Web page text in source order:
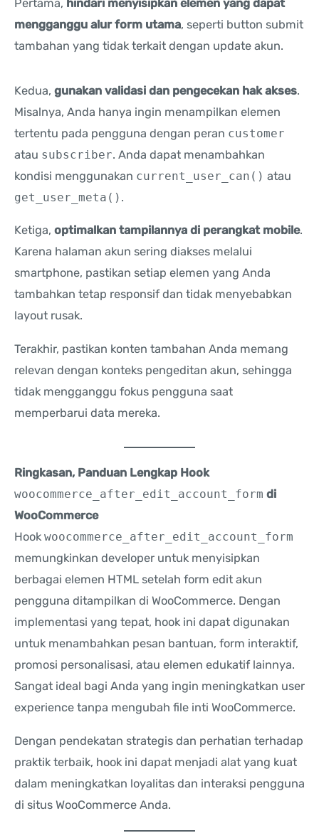
Pertama, hindari menyisipkan elemen yang dapat
mengganggu alur form utama, seperti button submit
tambahan yang tidak terkait dengan update akun.
Kedua, gunakan validasi dan pengecekan hak akses.
Misalnya, Anda hanya ingin menampilkan elemen
tertentu pada pengguna dengan peran customer
atau subscriber. Anda dapat menambahkan
kondisi menggunakan current_user_can() atau
get_user_meta() .
Ketiga, optimalkan tampilannya di perangkat mobile.
Karena halaman akun sering diakses melalui
smartphone, pastikan setiap elemen yang Anda
tambahkan tetap responsif dan tidak menyebabkan
layout rusak.
Terakhir, pastikan konten tambahan Anda memang
relevan dengan konteks pengeditan akun, sehingga
tidak mengganggu fokus pengguna saat
memperbarui data mereka.
Ringkasan, Panduan Lengkap Hook
woocommerce_after_edit_account_form di
WooCommerce
Hook woocommerce_after_edit_account_form
memungkinkan developer untuk menyisipkan
berbagai elemen HTML setelah form edit akun
pengguna ditampilkan di WooCommerce. Dengan
implementasi yang tepat, hook ini dapat digunakan
untuk menambahkan pesan bantuan, form interaktif,
promosi personalisasi, atau elemen edukatif lainnya.
Sangat ideal bagi Anda yang ingin meningkatkan user
experience tanpa mengubah file inti WooCommerce.
Dengan pendekatan strategis dan perhatian terhadap
praktik terbaik, hook ini dapat menjadi alat yang kuat
dalam meningkatkan loyalitas dan interaksi pengguna
di situs WooCommerce Anda.